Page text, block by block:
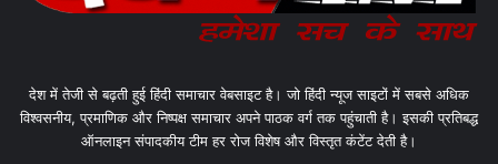
देश में तेजी से बढ़ती हुई हिंदी समाचार वेबसाइट है। जो हिंदी न्यूज साइटों में सबसे अधिक
विश्वसनीय, प्रमाणिक और निष्पक्ष समाचार अपने पाठक वर्ग तक पहुंचाती है। इसकी प्रतिबद्ध
ऑनलाइन संपादकीय टीम हर रोज विशेष और विस्तृत कंटेंट देती है।